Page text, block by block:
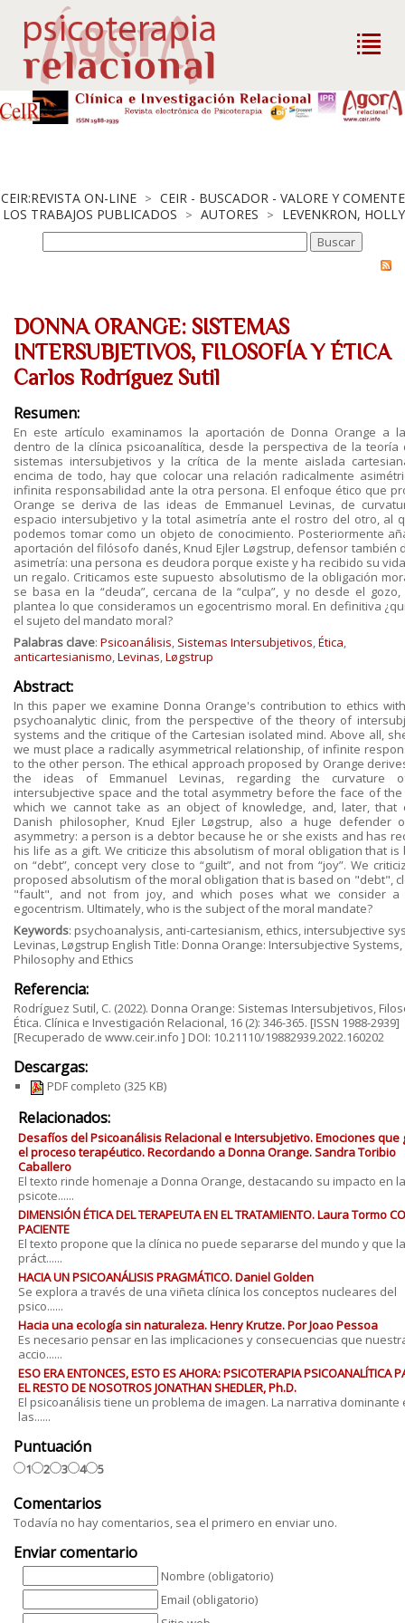
CEIR:REVISTA ON-LINE > CEIR - BUSCADOR - VALORE Y COMENTE
LOS TRABAJOS PUBLICADOS > AUTORES > LEVENKRON, HOLLY
DONNA ORANGE: SISTEMAS
INTERSUBJETIVOS, FILOSOFÍA Y ÉTICA
Carlos Rodríguez Sutil
Resumen:
En este artículo examinamos la aportación de Donna Orange a
dentro de la clínica psicoanalítica, desde la perspectiva de la teoría
sistemas intersubjetivos y la crítica de la mente aislada
encima de todo, hay que colocar una relación radicalmente
infinita responsabilidad ante la otra persona. El enfoque ético que
Orange se deriva de las ideas de Emmanuel Levinas, de
espacio intersubjetivo y la total asimetría ante el rostro del otro, al
podemos tomar como un objeto de conocimiento. Posteriormente
aportación del filósofo danés, Knud Ejler Løgstrup, defensor también
asimetría: una persona es deudora porque existe y ha recibido su
un regalo. Criticamos este supuesto absolutismo de la obligación
se basa en la “deuda”, cercana de la “culpa”, y no desde el
plantea lo que consideramos un egocentrismo moral. En definitiva
el sujeto del mandato moral?
Palabras clave: Psicoanálisis, Sistemas Intersubjetivos,Ética,
anticartesianismo,Levinas,Løgstrup
Abstract:
In this paper we examine Donna Orange's contribution to ethics
psychoanalytic clinic, from the perspective of the theory of
systems and the critique of the Cartesian isolated mind. Above all,
we must place a radically asymmetrical relationship, of infinite
to the other person. The ethical approach proposed by Orange
the ideas of Emmanuel Levinas, regarding the curvature
intersubjective space and the total asymmetry before the face of
which we cannot take as an object of knowledge, and, later, that
Danish philosopher, Knud Ejler Løgstrup, also a huge defender
asymmetry: a person is a debtor because he or she exists and has
his life as a gift. We criticize this absolutism of moral obligation that is
on “debt”, concept very close to “guilt”, and not from “joy”. We
proposed absolutism of the moral obligation that is based on "debt",
"fault", and not from joy, and which poses what we consider a
egocentrism. Ultimately, who is the subject of the moral mandate?
Keywords: psychoanalysis, anti-cartesianism, ethics, intersubjective
Levinas, Løgstrup English Title: Donna Orange: Intersubjective Systems,
Philosophy and Ethics
Referencia:
Rodríguez Sutil, C. (2022). Donna Orange: Sistemas Intersubjetivos,
Ética. Clínica e Investigación Relacional, 16 (2): 346-365. [ISSN 1988-2939]
[Recuperado de www.ceir.info ] DOI: 10.21110/19882939.2022.160202
Descargas:
PDF completo (325 KB)
Relacionados:
Desafíos del Psicoanálisis Relacional e Intersubjetivo. Emociones que
el proceso terapéutico. Recordando a Donna Orange. Sandra Toribio
Caballero
El texto rinde homenaje a Donna Orange, destacando su impacto en la
psicote......
DIMENSIÓN ÉTICA DEL TERAPEUTA EN EL TRATAMIENTO. Laura Tormo
PACIENTE
El texto propone que la clínica no puede separarse del mundo y que la
práct......
HACIA UN PSICOANÁLISIS PRAGMÁTICO. Daniel Golden
Se explora a través de una viñeta clínica los conceptos nucleares del
psico......
Hacia una ecología sin naturaleza. Henry Krutze. Por Joao Pessoa
Es necesario pensar en las implicaciones y consecuencias que
accio......
ESO ERA ENTONCES, ESTO ES AHORA: PSICOTERAPIA PSICOANALÍTICA
EL RESTO DE NOSOTROS JONATHAN SHEDLER, Ph.D.
El psicoanálisis tiene un problema de imagen. La narrativa dominante
las......
Puntuación
1 2 3 4 5
Comentarios
Todavía no hay comentarios, sea el primero en enviar uno.
Enviar comentario
Nombre (obligatorio)
Email (obligatorio)